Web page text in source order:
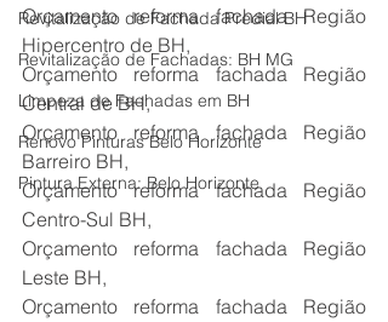
Revitalização de Fachada Predial BH
Revitalização de Fachadas: BH MG
Limpeza de Fachadas em BH
Renovo Pinturas Belo Horizonte
Pintura Externa: Belo Horizonte
Orçamento reforma fachada Região
Hipercentro de BH,
Orçamento reforma fachada Região
Central de BH,
Orçamento reforma fachada Região
Barreiro BH,
Orçamento reforma fachada Região
Centro-Sul BH,
Orçamento reforma fachada Região
Leste BH,
Orçamento reforma fachada Região